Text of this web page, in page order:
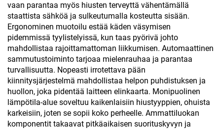
vaan parantaa myös hiusten terveyttä vähentämällä
staattista sähköä ja sulkeutumalla kosteutta sisään.
Ergonominen muotoilu estää käden väsymisen
pidemmissä tyylistelyissä, kun taas pyörivä johto
mahdollistaa rajoittamattoman liikkumisen. Automaattinen
sammutustoiminto tarjoaa mielenrauhaa ja parantaa
turvallisuutta. Nopeasti irrotettava pään
kiinnitysjärjestelmä mahdollistaa helpon puhdistuksen ja
huollon, joka pidentää laitteen elinkaarta. Monipuolinen
lämpötila-alue soveltuu kaikenlaisiin hiustyyppien, ohuista
karkeisiin, joten se sopii koko perheelle. Ammattiluokan
komponentit takaavat pitkäaikaisen suorituskyvyn ja